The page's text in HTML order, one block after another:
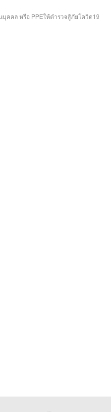
คคล หรือ PPEให้ตำรวจสู้ภัยโควิด19